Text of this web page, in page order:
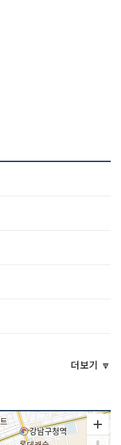
더보기 🔽